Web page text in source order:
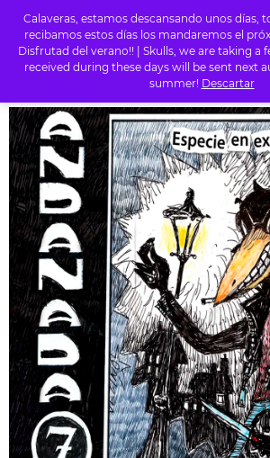
Calaveras, estamos descansando unos días,
recibamos estos días los mandaremos el
Disfrutad del verano!! | Skulls, we are taking a
received during these days will be sent next
summer! Descartar
0
PUNK/ ANDANADA 7 –